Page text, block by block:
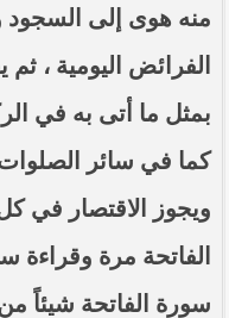
المحافظات
بيان صادر من
- في النجف الأشرف
محافظة نينوى
منه هوى إلى
الفرائض اليومية ، ثم
بمثل ما أتى به في
كما في سائر
ويجوز الاقتصار في
الفاتحة مرة وقراءة
سورة الفاتحة شيئاً